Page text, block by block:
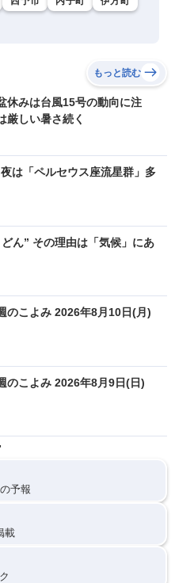
もっと読む
みは台風15号の動向に注
しい暑さ続く
は「ペルセウス座流星群」多
ん” その理由は「気候」にあ
のこよみ 2026年8月10日(月)
のこよみ 2026年8月9日(日)
予報
載